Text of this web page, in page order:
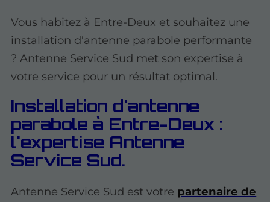
Vous habitez à Entre-Deux et souhaitez une
installation d'antenne parabole performante
? Antenne Service Sud met son expertise à
votre service pour un résultat optimal.
Installation d'antenne
parabole à Entre-Deux :
l'expertise Antenne
Service Sud.
Antenne Service Sud est votre partenaire de